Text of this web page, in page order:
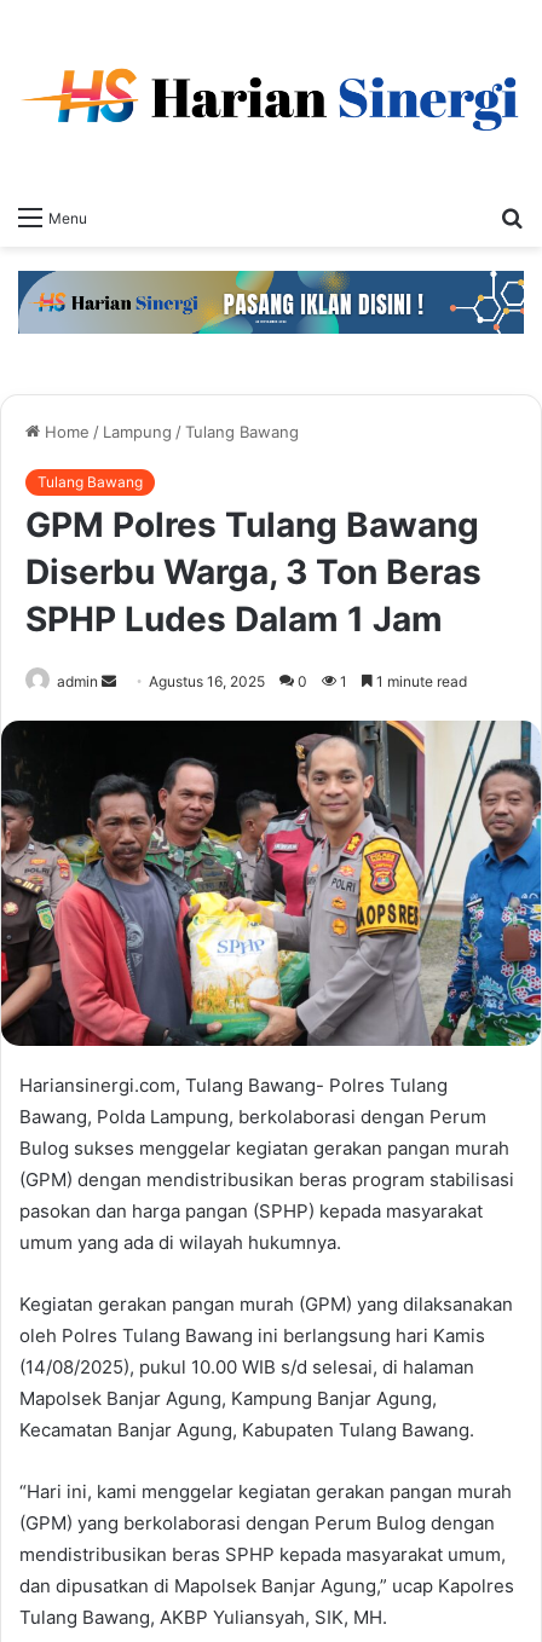
Menu
Home / Lampung /Tulang Bawang
Tulang Bawang
GPM Polres Tulang Bawang
Diserbu Warga, 3 Ton Beras
SPHP Ludes Dalam 1 Jam
admin
SendAgustus 16, 2025 0 1 1 minute read
Hariansinergi.com, Tulang Bawang- Polres Tulang
Bawang, Polda Lampung, berkolaborasi dengan Perum
Bulog sukses menggelar kegiatan gerakan pangan murah
(GPM) dengan mendistribusikan beras program stabilisasi
pasokan dan harga pangan (SPHP) kepada masyarakat
umum yang ada di wilayah hukumnya.
Kegiatan gerakan pangan murah (GPM) yang dilaksanakan
oleh Polres Tulang Bawang ini berlangsung hari Kamis
(14/08/2025), pukul 10.00 WIB s/d selesai, di halaman
Mapolsek Banjar Agung, Kampung Banjar Agung,
Kecamatan Banjar Agung, Kabupaten Tulang Bawang.
“Hari ini, kami menggelar kegiatan gerakan pangan murah
(GPM) yang berkolaborasi dengan Perum Bulog dengan
mendistribusikan beras SPHP kepada masyarakat umum,
dan dipusatkan di Mapolsek Banjar Agung,” ucap Kapolres
Tulang Bawang, AKBP Yuliansyah, SIK, MH.